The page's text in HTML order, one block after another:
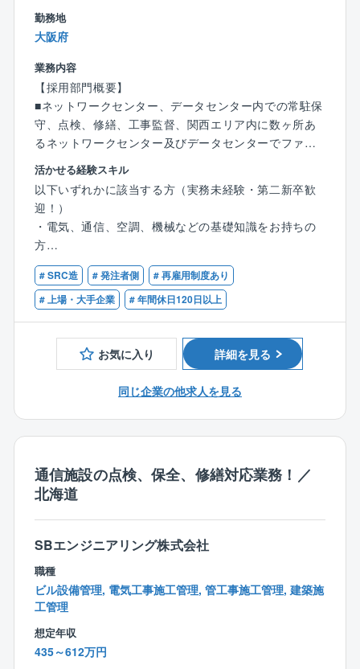
えていただいてからのアサインです。
宿直手当が別途支給されます。宿直時の夜間対応は緊
急時に限られ、頻繁に発生するものではありません）
・夜間・休日のシフト勤務： 多い月でも月1〜2回程度
です（発生しない月もあります）。
対応が発生した場合は、原則として平日に振替休日を
しっかりと取得できる環境が整っています。
＜勤務地（転勤範囲）に関する補足＞
本ポジションは「エリアコース社員（関西エリアブロ
ック）」としての採用となります。
・一般社員（メンバー）期間：
勤務地は「関西エリアブロック（大阪府、兵庫県、
京都府、奈良県、滋賀県、和歌山県など）」
・将来的なキャリアアップ時：
将来的に管理職（ライン長など）へと登用された際に
は組織全体をマネジメントする役割を担うため「全国
型社員」へ移行し関西エリア外の拠点へ転居を伴う異
動が発生する可能性があります。
スキル・経験の浅い方へは、上記業務に携って頂きな
がら成長を支援します。
【休日出勤】
計画的な休日出勤。平日に振休取得。
勤務地
大阪府
業務内容
【採用部門概要】
■ネットワークセンター、データセンター内での常駐保
守、点検、修繕、工事監督、関西エリア内に数ヶ所あ
るネットワークセンター及びデータセンターでファシ
リティ設備(自家発設備、受変電設備、空調設備、消防
設備、給排水設備、衛生設備、躯体)の工事・保守・運
用・修繕業務を担っています。
各ジャンルのエキスパートで1チームとなって各工事、
保守、運用、修繕に当たります。
【具体的な業務】
・ネットワーク設備の導入工事、点検、保全、修繕対
応
・ファシリティ設備の導入工事、点検、保全、修繕対
・日次・月次・年次点検、試運転業務
・定期点検で発見した故障修繕、中長期修繕計画での
・工事における予算、工程、手順、安全計画の立案、
現場管理
【働き方】
「シフトあり＝不規則で過酷」というイメージはあり
7:45）】となります。
カレンダー通りの規則正しい生活を基本としながら
日々の安定運用を守るために以下の対応が一部発生し
ます。
＜勤務体制＞
・基本勤務：「月〜金曜の日勤帯（9:00〜17:45）」
活かせる経験スキル
以下いずれかに該当する方（実務未経験・第二新卒歓
迎！）
・電気、通信、空調、機械などの基礎知識をお持ちの
方
・何らかの現場作業、施工、保守、メンテナンス、製
造、整備などの実務経験をお持ちの方
（例：電気工事会社等での施工・保守、ビルメンテナ
ンス、工場の設備保全）
# SRC造 # 発注者側
# 再雇用制度あり
# 上場・大手企業
# 年間休日120日以上
お気に入り 詳細を見る
同じ企業の他求人を見る
通信施設の点検、保全、修繕対応業務！／
北海道
SBエンジニアリング株式会社
職種
ビル設備管理, 電気工事施工管理, 管工事施工管理, 建築施
工管理
想定年収
435～612万円